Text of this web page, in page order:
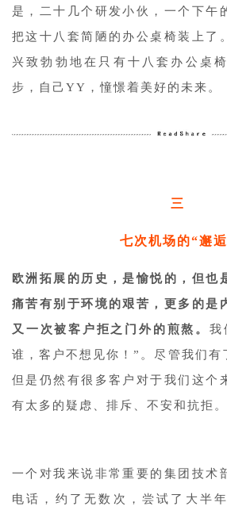
是，二十几个研发小伙，一个下午
把这十八套简陋的办公桌椅装上了
兴致勃勃地在只有十八套办公桌
步，自己YY，憧憬着美好的未来。
三
七次机场的“邂
欧洲拓展的历史，是愉悦的，但也
痛苦有别于环境的艰苦，更多的是
又一次被客户拒之门外的煎熬。 我
谁，客户不想见你！”。尽管我们有
但是仍然有很多客户对于我们这个
有太多的疑虑、排斥、不安和抗拒。
一个对我来说非常重要的集团技术
电话，约了无数次，尝试了大半